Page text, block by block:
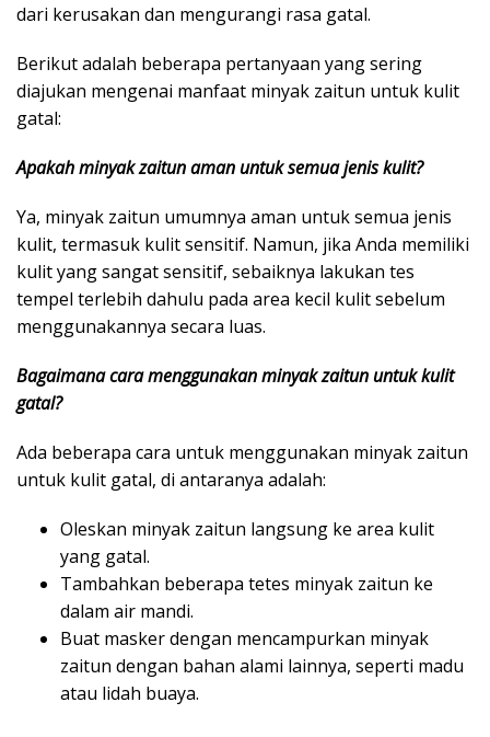
dari kerusakan dan mengurangi rasa gatal.
Berikut adalah beberapa pertanyaan yang sering
diajukan mengenai manfaat minyak zaitun untuk kulit
gatal:
Apakah minyak zaitun aman untuk semua jenis kulit?
Ya, minyak zaitun umumnya aman untuk semua jenis
kulit, termasuk kulit sensitif. Namun, jika Anda memiliki
kulit yang sangat sensitif, sebaiknya lakukan tes
tempel terlebih dahulu pada area kecil kulit sebelum
menggunakannya secara luas.
Bagaimana cara menggunakan minyak zaitun untuk kulit
gatal?
Ada beberapa cara untuk menggunakan minyak zaitun
untuk kulit gatal, di antaranya adalah:
Oleskan minyak zaitun langsung ke area kulit
yang gatal.
Tambahkan beberapa tetes minyak zaitun ke
dalam air mandi.
Buat masker dengan mencampurkan minyak
zaitun dengan bahan alami lainnya, seperti madu
atau lidah buaya.